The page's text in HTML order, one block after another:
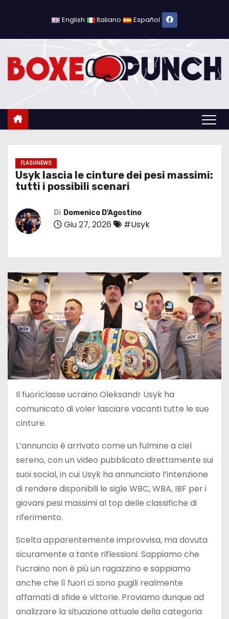
c
English Italiano Español
FLASHNEWS
Usyk lascia le cinture dei pesi massimi:
tutti i possibili scenari
Di Domenico D'Agostino
Giu 27, 2026 #Usyk
Il fuoriclasse ucraino Oleksandr Usyk ha
comunicato di voler lasciare vacanti tutte le sue
cinture.
L’annuncio è arrivato come un fulmine a ciel
sereno, con un video pubblicato direttamente sui
suoi social, in cui Usyk ha annunciato l’intenzione
di rendere disponibili le sigle WBC, WBA, IBF per i
giovani pesi massimi al top delle classifiche di
riferimento.
Scelta apparentemente improvvisa, ma dovuta
sicuramente a tante riflessioni. Sappiamo che
l’ucraino non è più un ragazzino e sappiamo
anche che lì fuori ci sono pugili realmente
affamati di sfide e vittorie. Proviamo dunque ad
analizzare la situazione attuale della categoria